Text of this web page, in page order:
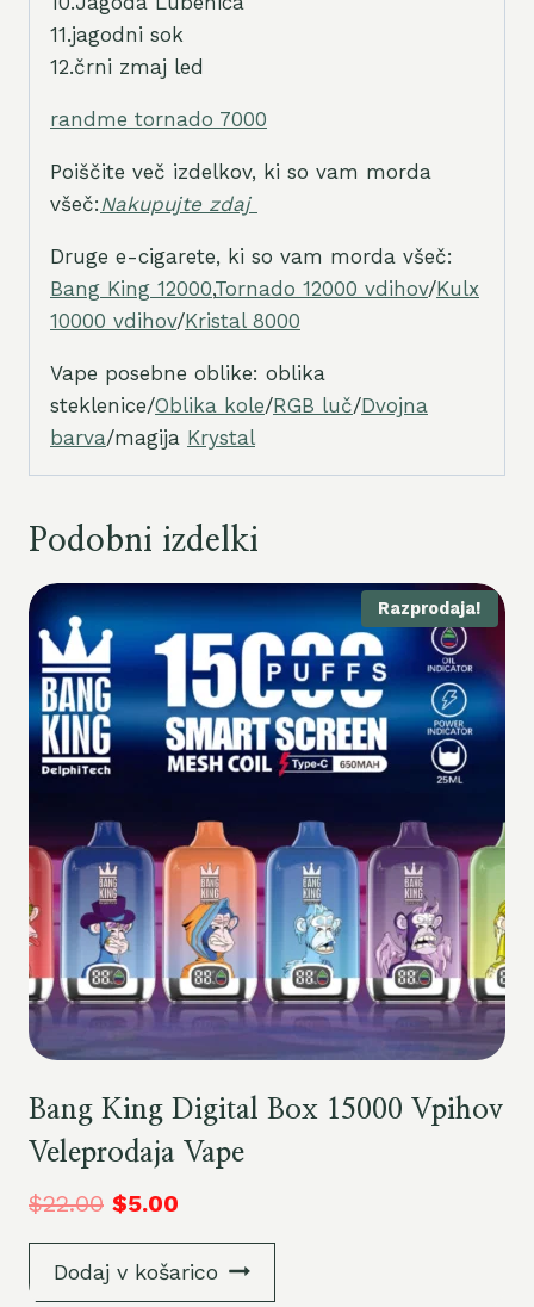
11.jagodni sok
12.črni zmaj led
randme tornado 7000
Poiščite več izdelkov, ki so vam morda
všeč: Nakupujte zdaj
Druge e-cigarete, ki so vam morda všeč:
Bang King 12000,Tornado 12000 vdihov/Kulx
10000 vdihov/Kristal 8000
Vape posebne oblike: oblika
steklenice/Oblika kole/RGB luč/Dvojna
barva/magija Krystal
Podobni izdelki
Razprodaja!
Bang King Digital Box 15000 Vpihov
Veleprodaja Vape
$22.00 $5.00
Dodaj v košarico